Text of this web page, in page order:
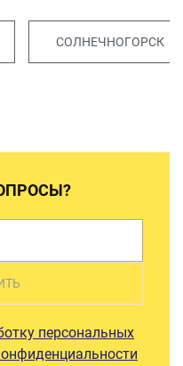
СОЛНЕЧНОГОРСК
персональных